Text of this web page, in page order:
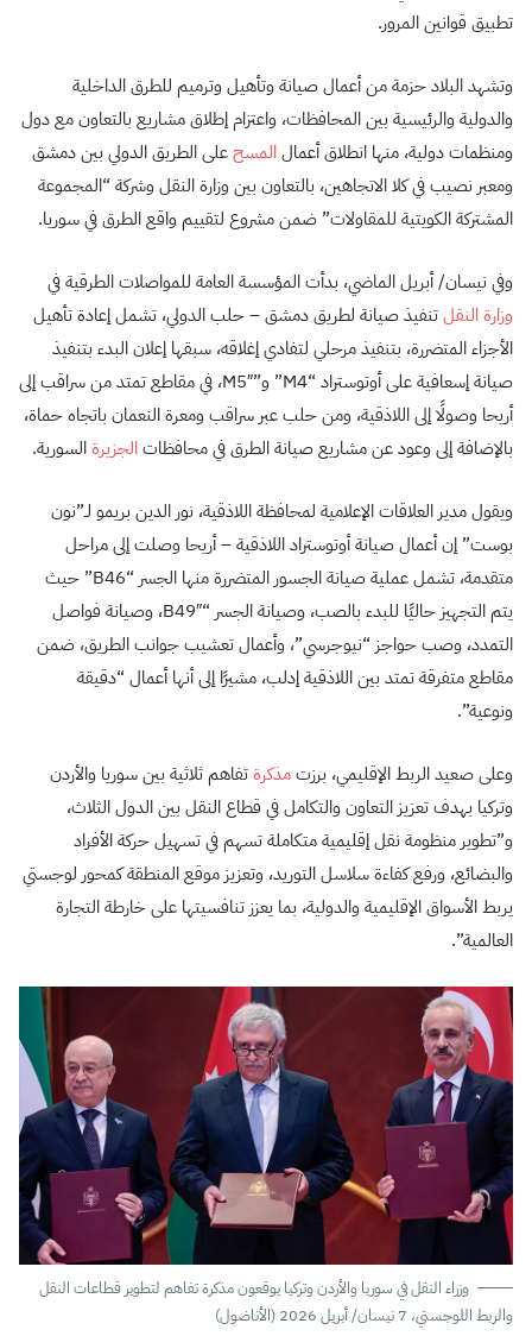
تطبيق قوانين المرور.
وتشهد البلاد حزمة من أعمال صيانة وتأهيل وترميم للطرق الداخلية
والدولية والرئيسية بين المحافظات، واعتزام إطلاق مشاريع بالتعاون مع دول
ومنظمات دولية، منها انطلاق أعمالالمسحعلى الطريق الدولي بين دمشق
ومعبر نصيب في كلا الاتجاهين، بالتعاون بين وزارة النقل وشركة “المجموعة
المشتركة الكويتية للمقاولات” ضمن مشروع لتقييم واقع الطرق في سوريا.
وفي نيسان/ أبريل الماضي، بدأت المؤسسة العامة للمواصلات الطرقية في
وزارة النقلتنفيذ صيانة لطريق دمشق – حلب الدولي، تشمل إعادة تأهيل
الأجزاء المتضررة، بتنفيذ مرحلي لتفادي إغلاقه، سبقها إعلان البدء بتنفيذ
صيانة إسعافية على أوتوستراد “M4” و”M5″، في مقاطع تمتد من سراقب إلى
أريحا وصولًا إلى اللاذقية، ومن حلب عبر سراقب ومعرة النعمان باتجاه حماة،
بالإضافة إلى وعود عن مشاريع صيانة الطرق في محافظاتالجزيرةالسورية.
ويقول مدير العلاقات الإعلامية لمحافظة اللاذقية، نور الدين بريمو لـ”نون
بوست” إن أعمال صيانة أوتوستراد اللاذقية – أريحا وصلت إلى مراحل
متقدمة، تشمل عملية صيانة الجسور المتضررة منها الجسر “B46” حيث
يتم التجهيز حاليًا للبدء بالصب، وصيانة الجسر “B49″، وصيانة فواصل
التمدد، وصب حواجز “نيوجرسي”، وأعمال تعشيب جوانب الطريق، ضمن
مقاطع متفرقة تمتد بين اللاذقية إدلب، مشيرًا إلى أنها أعمال “دقيقة
ونوعية”.
وعلى صعيد الربط الإقليمي، برزتمذكرةتفاهم ثلاثية بين سوريا والأردن
وتركيا بهدف تعزيز التعاون والتكامل في قطاع النقل بين الدول الثلاث،
و”تطوير منظومة نقل إقليمية متكاملة تسهم في تسهيل حركة الأفراد
والبضائع، ورفع كفاءة سلاسل التوريد، وتعزيز موقع المنطقة كمحور لوجستي
يربط الأسواق الإقليمية والدولية، بما يعزز تنافسيتها على خارطة التجارة
العالمية”.
وزراء النقل في سوريا والأردن وتركيا يوقعون مذكرة تفاهم لتطوير قطاعات النقل
والربط اللوجستي، 7 نيسان/ أبريل 2026 (الأناضول)